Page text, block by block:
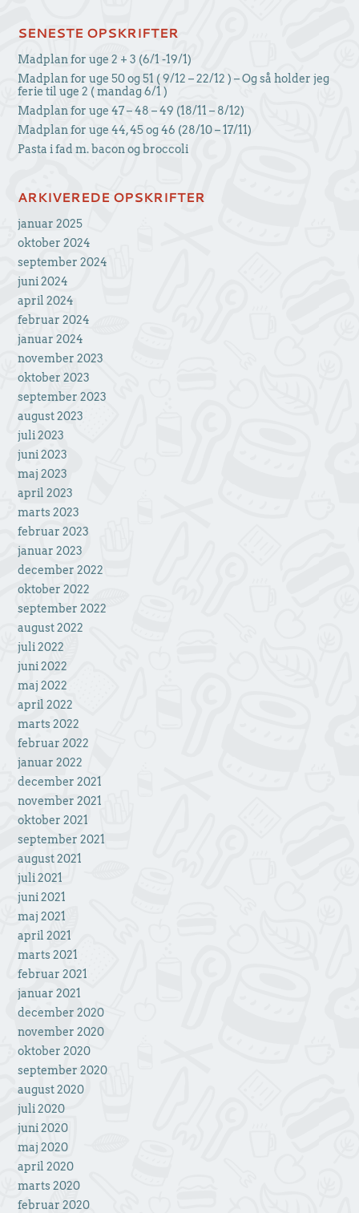
SENESTE OPSKRIFTER
Madplan for uge 2 + 3 (6/1 -19/1)
Madplan for uge 50 og 51 ( 9/12 – 22/12 ) – Og så holder jeg
ferie til uge 2 ( mandag 6/1 )
Madplan for uge 47 – 48 – 49 (18/11 – 8/12)
Madplan for uge 44, 45 og 46 (28/10 – 17/11)
Pasta i fad m. bacon og broccoli
ARKIVEREDE OPSKRIFTER
januar 2025
oktober 2024
september 2024
juni 2024
april 2024
februar 2024
januar 2024
november 2023
oktober 2023
september 2023
august 2023
juli 2023
juni 2023
maj 2023
april 2023
marts 2023
februar 2023
januar 2023
december 2022
oktober 2022
september 2022
august 2022
juli 2022
juni 2022
maj 2022
april 2022
marts 2022
februar 2022
januar 2022
december 2021
november 2021
oktober 2021
september 2021
august 2021
juli 2021
juni 2021
maj 2021
april 2021
marts 2021
februar 2021
januar 2021
december 2020
november 2020
oktober 2020
september 2020
august 2020
juli 2020
juni 2020
maj 2020
april 2020
marts 2020
februar 2020